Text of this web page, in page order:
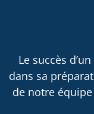
Le succès
dans sa
de notre